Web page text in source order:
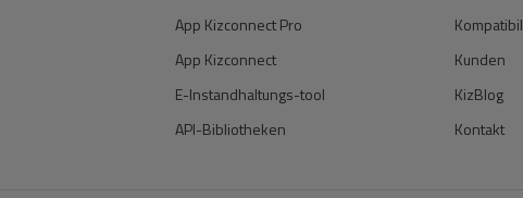
App Kizconnect Pro
App Kizconnect
E-Instandhaltungs-tool
API-Bibliotheken
Kunden
KizBlog
Kontakt